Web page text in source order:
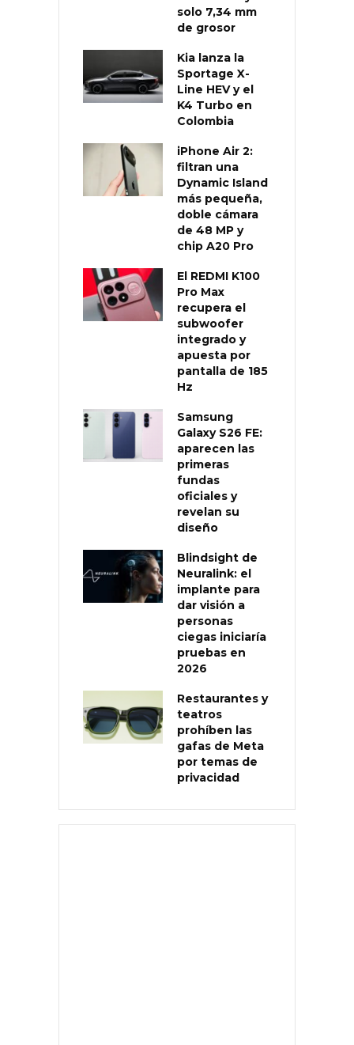
solo 7,34 mm
de grosor
Kia lanza la
Sportage X-
Line HEV y el
K4 Turbo en
Colombia
iPhone Air 2:
filtran una
Dynamic Island
más pequeña,
doble cámara
de 48 MP y
chip A20 Pro
El REDMI K100
Pro Max
recupera el
subwoofer
integrado y
apuesta por
pantalla de 185
Hz
Samsung
Galaxy S26 FE:
aparecen las
primeras
fundas
oficiales y
revelan su
diseño
Blindsight de
Neuralink: el
implante para
dar visión a
personas
ciegas iniciaría
pruebas en
2026
Restaurantes y
teatros
prohíben las
gafas de Meta
por temas de
privacidad